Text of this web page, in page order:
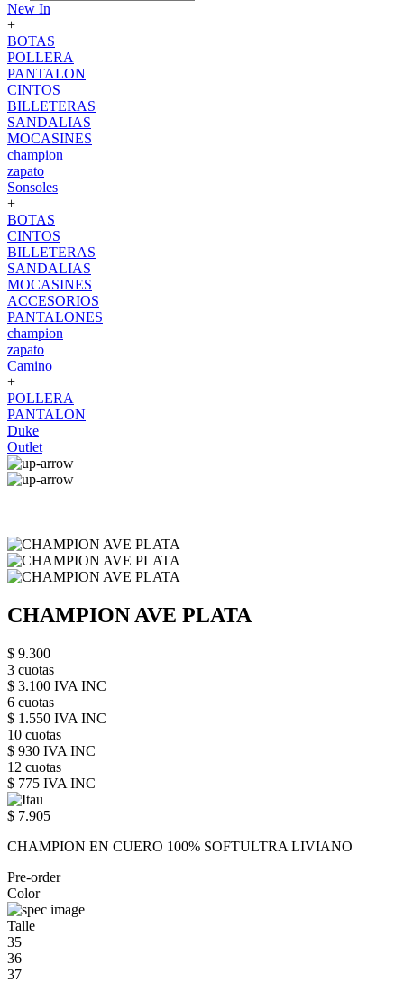
New In
+
BOTAS
POLLERA
PANTALON
CINTOS
BILLETERAS
SANDALIAS
MOCASINES
champion
zapato
Sonsoles
+
BOTAS
CINTOS
BILLETERAS
SANDALIAS
MOCASINES
ACCESORIOS
PANTALONES
champion
zapato
Camino
+
POLLERA
PANTALON
Duke
Outlet
CHAMPION AVE PLATA
$ 9.300
3 cuotas
$ 3.100 IVA INC
6 cuotas
$ 1.550 IVA INC
10 cuotas
$ 930 IVA INC
12 cuotas
$ 775 IVA INC
$ 7.905
CHAMPION EN CUERO 100% SOFTULTRA LIVIANO
Pre-order
Color
Talle
35
36
37